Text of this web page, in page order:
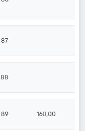
87
88
89 160,00